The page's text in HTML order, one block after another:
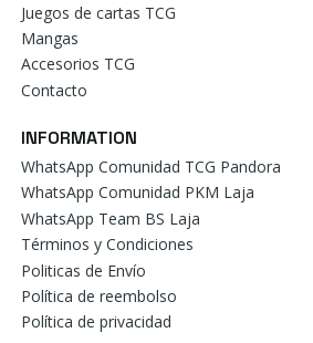
Juegos de cartas TCG
Mangas
Accesorios TCG
Contacto
INFORMATION
WhatsApp Comunidad TCG Pandora
WhatsApp Comunidad PKM Laja
WhatsApp Team BS Laja
Términos y Condiciones
Politicas de Envío
Política de reembolso
Política de privacidad